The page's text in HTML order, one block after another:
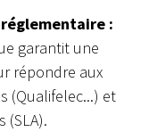
:
garantit une
répondre aux
(Qualifelec...) et
(SLA).